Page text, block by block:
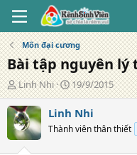
Môn đại cương
Bài tập nguyên lý
T
á
c
g
i
ả
Linh Nhi
N
g
à
đ
19/9/2015
Linh Nhi
Thành viên thân thiết